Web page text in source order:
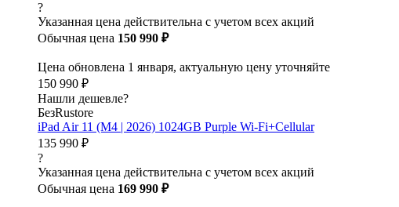
?
Указанная цена действительна с учетом всех акций
Обычная цена 150 990 ₽
Цена обновлена 1 января, актуальную цену уточняйте
150 990 ₽
Нашли дешевле?
БезRustore
iPad Air 11 (M4 | 2026) 1024GB Purple Wi-Fi+Cellular
135 990 ₽
?
Указанная цена действительна с учетом всех акций
Обычная цена 169 990 ₽